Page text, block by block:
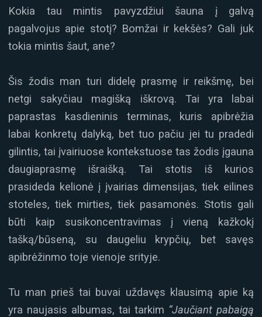
Kokia tau mintis pavyzdžiui šauna į galvą
pagalvojus apie stotį? Bomžai ir kekšės? Gali juk
tokia mintis šaut, ane?
Šis žodis man turi didelę prasmę ir reikšmę, bei
netgi sakyčiau magišką iškrovą. Tai yra labai
paprastas kasdieninis terminas, kuris apibrėžia
labai konkretų dalyką, bet tuo pačiu jei tu pradedi
gilintis, tai įvairiuose kontekstuose tas žodis įgauna
daugiaprasmę išraišką. Tai stotis iš kurios
prasideda kelionė į įvairias dimensijas, tiek eilines
stoteles, tiek mirties, tiek pasamonės. Stotis gali
būti kaip susikoncentravimas į vieną kažkokį
tašką/būseną, su daugeliu krypčių, bet savęs
apibrėžinmo toje vienoje srityje.
Tu man prieš tai buvai uždavęs klausimą apie ką
yra naujasis albumas, tai tarkim “Jaučiant pabaigą